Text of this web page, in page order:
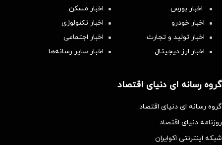
اخبار بورس
اخبار مسکن
اخبار خودرو
اخبار تکنولوژی
اخبار تولید و تجارت
اخبار اجتماعی
اخبار ارز دیجیتال
اخبار سایر رسانه‌‌ها
گروه رسانه ای دنیای اقتصاد
گروه رسانه ای دنیای اقتصاد
روزنامه دنیای اقتصاد
شبکه اینترنتی اکوایران